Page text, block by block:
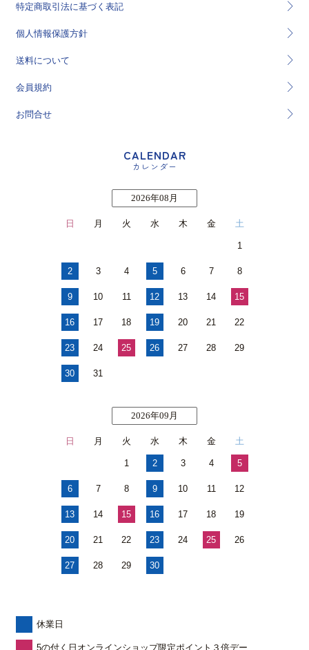
特定商取引法に基づく表記
個人情報保護方針
送料について
会員規約
お問合せ
CALENDAR
カレンダー
2026年08月
日 月 火 水 木 金 土
1
2 3 4 5 6 7 8
9 10 11 12 13 14 15
16 17 18 19 20 21 22
23 24 25 26 27 28 29
30 31
2026年09月
日 月 火 水 木 金 土
1 2 3 4 5
6 7 8 9 10 11 12
13 14 15 16 17 18 19
20 21 22 23 24 25 26
27 28 29 30
休業日
5の付く日オンラインショップ限定ポイント３倍デー